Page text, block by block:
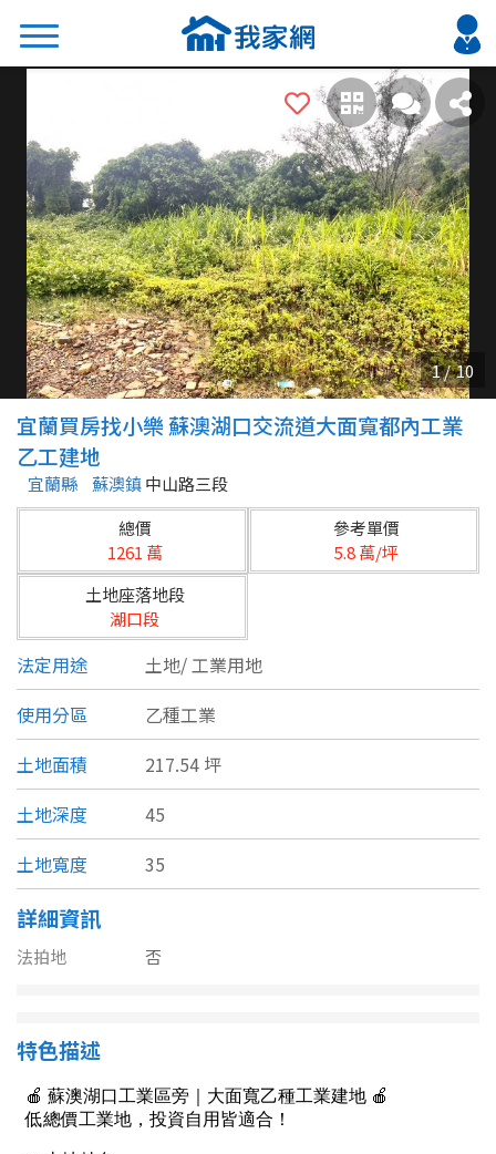
搜尋
熱門關鍵字
2026 台北降價好屋限量釋出
2026 新北降價好屋限量釋出
2026 台中降價好屋限量釋出
2026 台南降價好屋限量釋出
2026 高雄降價好屋限量釋出
縣市
台北市
基隆市
新北市
宜蘭縣
桃園市
新竹市
新竹縣
苗栗縣
台中市
彰化縣
嘉義市
區域
類型(可複選)
不拘 公寓 電梯大樓 套房
別墅 透天厝 樓中樓 華廈
農舍 辦公 店面 工廠
宜蘭買房找小樂 蘇澳湖口交流道大面寬都內工業
乙工建地
宜蘭縣 蘇澳鎮中山路三段
總價
1261 萬
參考單價
5.8 萬/坪
土地座落地段
湖口段
法定用途 土地/工業用地
使用分區
乙種工業
土地面積
217.54 坪
土地深度
45
土地寬度
35
詳細資訊
法拍地 否
特色描述